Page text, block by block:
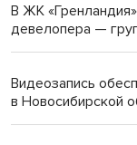
Инвалид получил
Новосибирский
В ЖК
девелопера —
Видеозапись
в Новосибирской